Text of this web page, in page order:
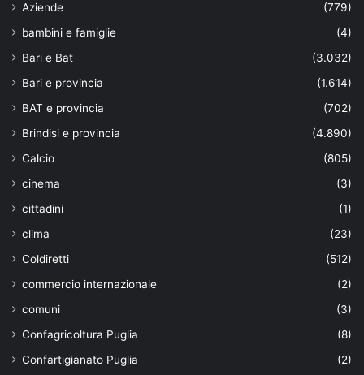
Aziende
(779)
bambini e famiglie
(4)
Bari e Bat
(3.032)
Bari e provincia
(1.614)
BAT e provincia
(702)
Brindisi e provincia
(4.890)
Calcio
(805)
cinema
(3)
cittadini
(1)
clima
(23)
Coldiretti
(512)
commercio internazionale
(2)
comuni
(3)
Confagricoltura Puglia
(8)
Confartigianato Puglia
(2)